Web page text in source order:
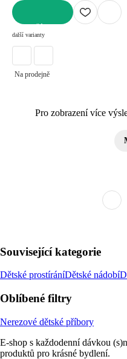
další varianty
Na prodejně
Pro zobrazení více
Související kategorie
Dětské prostíráníDětské nádobí
Oblíbené filtry
Nerezové dětské příbory
E-shop s každodenní dávkou
produktů pro krásné bydlení.